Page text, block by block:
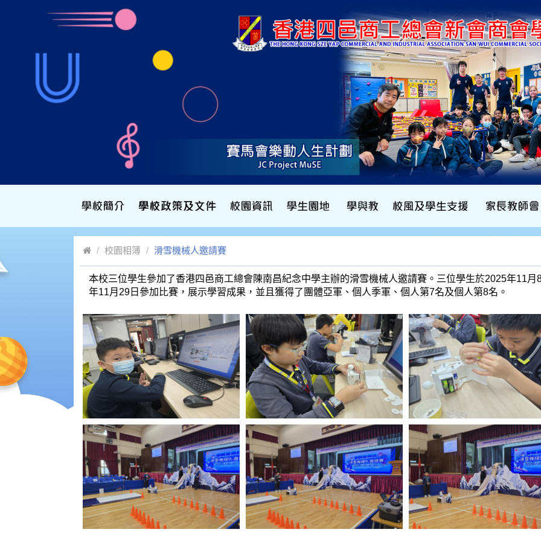
校園相簿 滑雪機械人邀請賽
本校三位學生參加了香港四邑商工總會陳南昌紀念中學主辦的滑雪機械人邀請賽。三位學生於2025年11
年11月29日參加比賽，展示學習成果，並且獲得了團體亞軍、個人季軍、個人第7名及個人第8名。